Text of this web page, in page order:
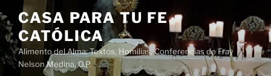
Saltar
al
contenido
CASA PARA TU FE
CATÓLICA
Alimento del Alma: Textos, Homilias, Conferencias de Fray
Nelson Medina, O.P.